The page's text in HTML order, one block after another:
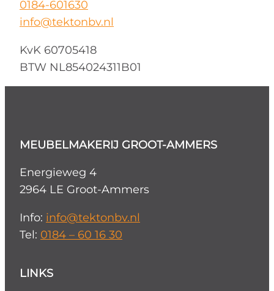
0184-601630
info@tektonbv.nl
KvK 60705418
BTW NL854024311B01
MEUBELMAKERIJ GROOT-AMMERS
Energieweg 4
2964 LE Groot-Ammers
Info: info@tektonbv.nl
Tel: 0184 – 60 16 30
LINKS